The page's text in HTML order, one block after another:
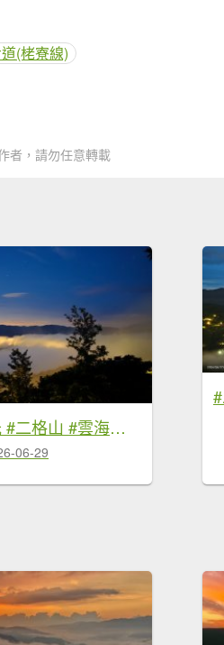
(栳寮線)
者，請勿任意轉載
#二格路 #琉璃光 #二格山 #雲海流瀑 #日出 #火燒雲 6/29
06-29